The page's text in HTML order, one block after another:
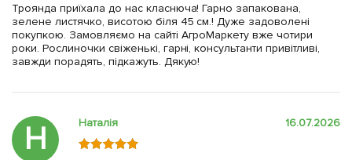
Троянда приїхала до нас класнюча! Гарно запакована,
зелене листячко, висотою біля 45 см.! Дуже задоволені
покупкою. Замовляємо на сайті АгроМаркету вже чотири
роки. Рослиночки свіженькі, гарні, консультанти привітливі,
завжди порадять, підкажуть. Дякую!
Н Наталія 16.07.2026